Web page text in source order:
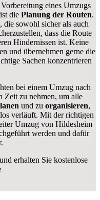
eines Umzugs
diePlanung der Routen.
sowohl sicher als auch
dass die Route
Hindernissen ist. Keine
und übernehmen gerne die
Sachen konzentrieren
bei einem Umzug nach
Zeit zu nehmen, um alle
und zu organisieren,
verläuft. Mit der richtigen
Umzug von Hildesheim
werden und dafür
und erhalten Sie kostenlose